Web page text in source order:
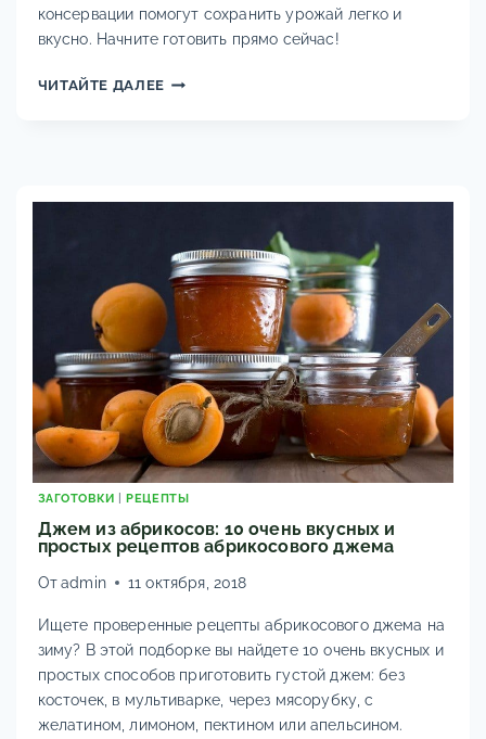
ИММУНИТЕТА!
консервации помогут сохранить урожай легко и
вкусно. Начните готовить прямо сейчас!
ЧИТАЙТЕ ДАЛЕЕПОМИДОРЫ
ОБЛИЖЕШЬ»!
В
СОБСТВЕННОМ
СОКУ,
СЛАДКИЕ,
БЕЗ
УКСУСА,
СТЕРИЛИЗАЦИИ,
ЗЕЛЕНЫЕ,
ВЯЛЕНЫЕ,
ПО-
ЗАГОТОВКИ |РЕЦЕПТЫ
Джем из абрикосов: 10 очень вкусных и
простых рецептов абрикосового джема
Отadmin 11 октября, 2018
Ищете проверенные рецепты абрикосового джема на
зиму? В этой подборке вы найдете 10 очень вкусных и
простых способов приготовить густой джем: без
косточек, в мультиварке, через мясорубку, с
желатином, лимоном, пектином или апельсином.